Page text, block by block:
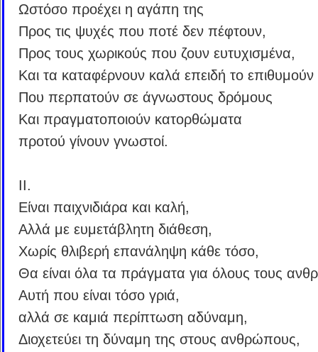
Ωστόσο προέχει η αγάπη της
Προς τις ψυχές που ποτέ δεν πέφτουν,
Προς τους χωρικούς που ζουν ευτυχισμένα,
Και τα καταφέρνουν καλά επειδή το επιθυμούν
Που περπατούν σε άγνωστους δρόμους
Και πραγματοποιούν κατορθώματα
προτού γίνουν γνωστοί.
ΙΙ.
Είναι παιχνιδιάρα και καλή,
Αλλά με ευμετάβλητη διάθεση,
Χωρίς θλιβερή επανάληψη κάθε τόσο,
Θα είναι όλα τα πράγματα για όλους τους
Αυτή που είναι τόσο γριά,
αλλά σε καμιά περίπτωση αδύναμη,
Διοχετεύει τη δύναμη της στους ανθρώπους,